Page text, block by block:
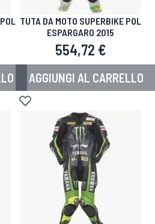
TUTA DA MOTO SUPERBIKE POL
ESPARGARO 2015
554,72 €
AGGIUNGI AL CARRELLO
Aggiungi alla lista desideri